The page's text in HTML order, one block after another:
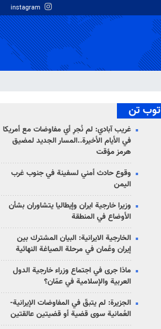
توب تن
غريب آبادي: لم نُجرِ أي مفاوضات مع أمريكا
في الأيام الأخيرة..المسار الجديد لمضيق
هرمز مؤقت
وقوع حادث أمني لسفينة في جنوب غرب
اليمن
وزيرا خارجية ايران وإيطاليا يتشاوران بشأن
الأوضاع في المنطقة
الخارجية الايرانية: البيان المشترك بين
إيران وعُمان في مرحلة الصياغة النهائية
ماذا جرى في اجتماع وزراء خارجية الدول
العربية والإسلامية في عمّان؟
الجزيرة: لم يتبقّ في المفاوضات الإيرانية-
العُمانية سوى قضية أو قضيتين عالقتين